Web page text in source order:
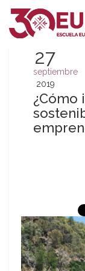
27
septiembre
2019
¿Cómo